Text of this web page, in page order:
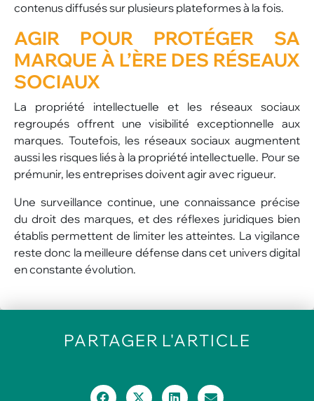
contenus diffusés sur plusieurs plateformes à la fois.
AGIR POUR PROTÉGER SA
MARQUE À L’ÈRE DES RÉSEAUX
SOCIAUX
La propriété intellectuelle et les réseaux sociaux
regroupés offrent une visibilité exceptionnelle aux
marques. Toutefois, les réseaux sociaux augmentent
aussi les risques liés à la propriété intellectuelle. Pour se
prémunir, les entreprises doivent agir avec rigueur.
Une surveillance continue, une connaissance précise
du droit des marques, et des réflexes juridiques bien
établis permettent de limiter les atteintes. La vigilance
reste donc la meilleure défense dans cet univers digital
en constante évolution.
PARTAGER L'ARTICLE